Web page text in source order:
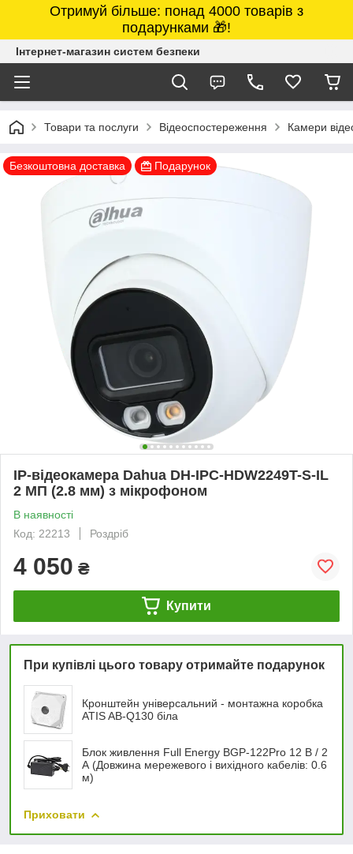
Отримуй більше: понад 4000 товарів з
подарунками 🎁!
Інтернет-магазин систем безпеки
Товари та послуги Відеоспостереження Камери
Безкоштовна доставка Подарунок
IP-відеокамера Dahua DH-IPC-HDW2249T-S-IL
2 МП (2.8 мм) з мікрофоном
В наявності
Код: 22213
Роздріб
4 050 ₴
Купити
При купівлі цього товару отримайте подарунок
Кронштейн універсальний - монтажна коробка
ATIS AB-Q130 біла
Блок живлення Full Energy BGP-122Pro 12 В / 2
А (Довжина мережевого і вихідного кабелів: 0.6
м)
Приховати